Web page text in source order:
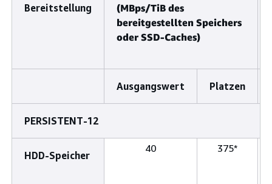
Bereitstellung
(MBps/TiB des
bereitgestellten Speichers
oder SSD-Caches)
Ausgangswert Platzen
PERSISTENT-12
HDD-Speicher
40 375*